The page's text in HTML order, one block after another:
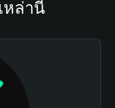
ล่านี้